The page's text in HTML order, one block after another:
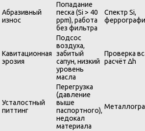
Абразивный
износ
Попадание
песка (Si > 40
ppm), работа
без фильтра
Спектр Si,
Кавитационная
эрозия
Подсос
воздуха,
забитый
сапун, низкий
уровень
масла
Проверка
расчёт Δh
Усталостный
питтинг
Перегрузка
(давление
выше
паспортного),
недокал
материала